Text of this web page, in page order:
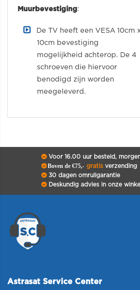
Muurbevestiging:
De TV heeft een VESA 10cm
10cm bevestiging
mogelijkheid achterop. De 4
schroeven die hiervoor
benodigd zijn worden
meegeleverd.
Voor 16.00 uur besteld,
Boven de €75,- gratisverzending
30 dagen omruilgarantie
Deskundig advies in onze winkel
Astrasat Service Center